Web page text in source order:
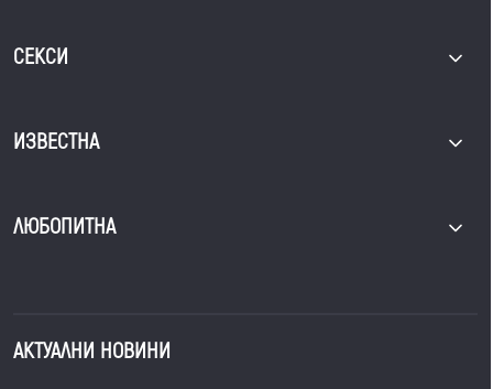
СЕКСИ
ИЗВЕСТНА
ЛЮБОПИТНА
АКТУАЛНИ НОВИНИ